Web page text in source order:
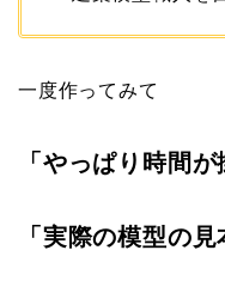
一度作ってみて
「やっぱり時間
「実際の模型の見